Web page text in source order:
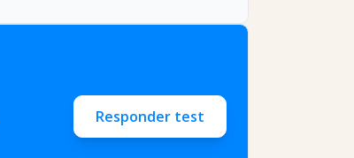
Responder test